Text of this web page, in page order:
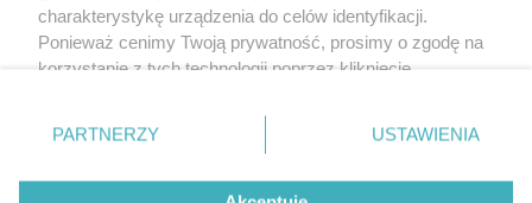
O nas
charakterystykę urządzenia do celów identyfikacji.
Ponieważ cenimy Twoją prywatność, prosimy o zgodę na
korzystanie z tych technologii poprzez kliknięcie
zmienić/wycofać klikając przycisk ustawień prywatności
znajdujący się w lewym dolnym rogu strony
rodzaje przetwarzania danych nie wymagają zgody
PARTNERZY USTAWIENIA